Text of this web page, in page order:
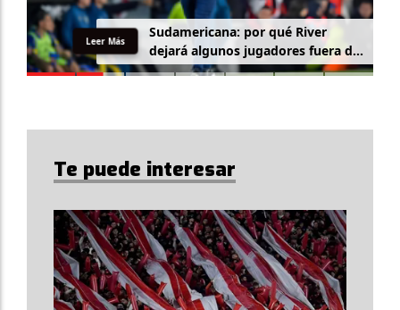
Sudamericana: por qué River
dejará algunos jugadores fuera de
la lista
Leer Más
Te puede interesar